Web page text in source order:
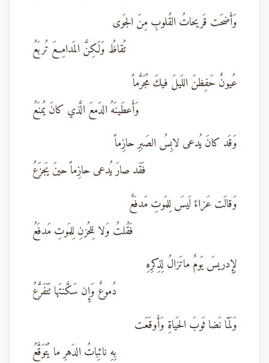
وَأَضحَت قَريحاتُ القُلوبِ مِنَ الجَوى
تُقاظُ وَلَكِنَّ المَدامِعَ تُربَعُ
عُيونٌ حَفِظنَ اللَيلَ فيكَ مُجَرَّماً
وَأَعطَينَهُ الدَمعَ الَّذي كانَ يُمنَعُ
وَقَد كانَ يُدعى لابِسُ الصَبرِ حازِماً
فَقَد صارَ يُدعى حازِماً حينَ يَجزَعُ
وَقالَت عَزاءً لَيسَ لِلمَوتِ مَدفَعٌ
فَقُلتُ وَلا لِلحُزنِ لِلمَوتِ مَدفَعُ
لِإِدريسَ يَومٌ ماتَزالُ لِذِكرِهِ
دُموعٌ وَإِن سَكَّنتَها تَتَفَرَّعُ
وَلَمّا نَضا ثَوبَ الحَياةِ وَأَوقَعَت
بِهِ نائِباتُ الدَهرِ ما يُتَوَقَّعُ